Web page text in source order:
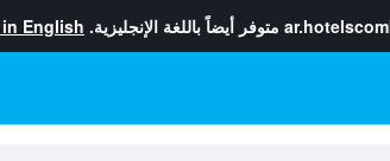
متوفر أيضاً باللغة الإنجليزية. English